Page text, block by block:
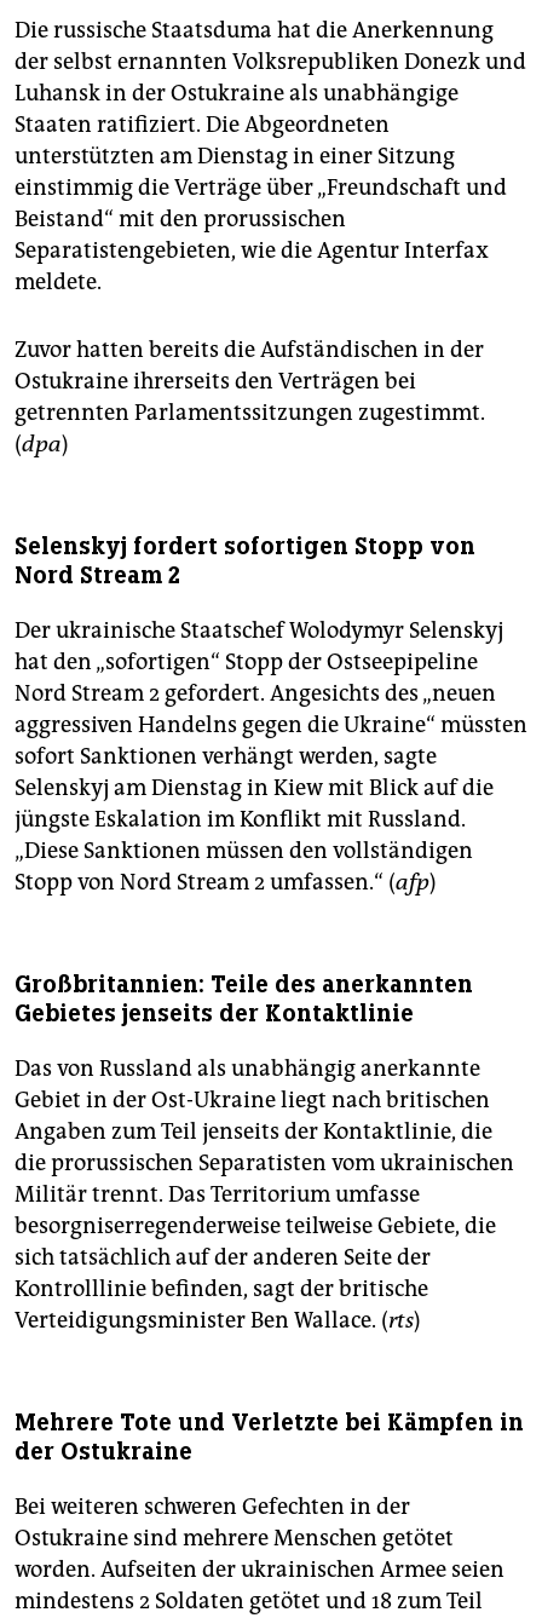
Die russische Staatsduma hat die Anerkennung
der selbst ernannten Volksrepubliken Donezk und
Luhansk in der Ostukraine als unabhängige
Staaten ratifiziert. Die Abgeordneten
unterstützten am Dienstag in einer Sitzung
einstimmig die Verträge über „Freundschaft und
Beistand“ mit den prorussischen
Separatistengebieten, wie die Agentur Interfax
meldete.
Zuvor hatten bereits die Aufständischen in der
Ostukraine ihrerseits den Verträgen bei
getrennten Parlamentssitzungen zugestimmt.
(dpa)
Selenskyj fordert sofortigen Stopp von
Nord Stream 2
Der ukrainische Staatschef Wolodymyr Selenskyj
hat den „sofortigen“ Stopp der Ostseepipeline
Nord Stream 2 gefordert. Angesichts des „neuen
aggressiven Handelns gegen die Ukraine“ müssten
sofort Sanktionen verhängt werden, sagte
Selenskyj am Dienstag in Kiew mit Blick auf die
jüngste Eskalation im Konflikt mit Russland.
„Diese Sanktionen müssen den vollständigen
Stopp von Nord Stream 2 umfassen.“ (afp)
Großbritannien: Teile des anerkannten
Gebietes jenseits der Kontaktlinie
Das von Russland als unabhängig anerkannte
Gebiet in der Ost-Ukraine liegt nach britischen
Angaben zum Teil jenseits der Kontaktlinie, die
die prorussischen Separatisten vom ukrainischen
Militär trennt. Das Territorium umfasse
besorgniserregenderweise teilweise Gebiete, die
sich tatsächlich auf der anderen Seite der
Kontrolllinie befinden, sagt der britische
Verteidigungsminister Ben Wallace. (rts)
Mehrere Tote und Verletzte bei Kämpfen in
der Ostukraine
Bei weiteren schweren Gefechten in der
Ostukraine sind mehrere Menschen getötet
worden. Aufseiten der ukrainischen Armee seien
mindestens 2 Soldaten getötet und 18 zum Teil